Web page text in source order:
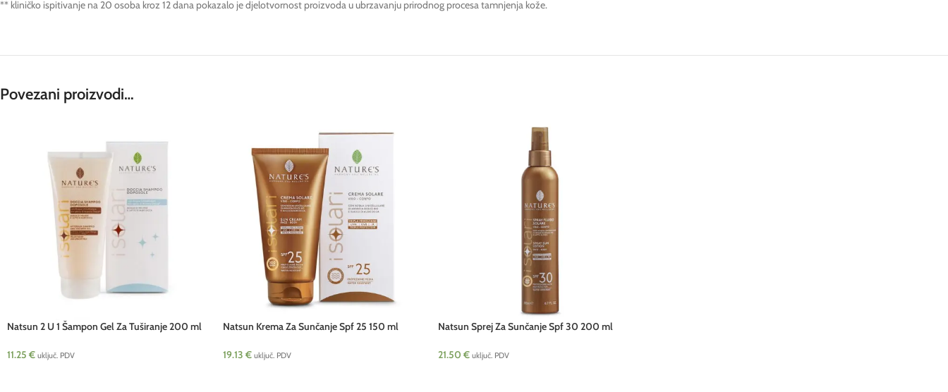
** kliničko ispitivanje na 20 osoba kroz 12 dana pokazalo je djelotvornost proizvoda u ubrzavanju prirodnog procesa tamnjenja kože.
Povezani proizvodi…
Natsun 2 U 1 Šampon Gel Za Tuširanje 200 ml
11.25 € uključ. PDV
Natsun Krema Za Sunčanje Spf 25 150 ml
19.13 € uključ. PDV
Natsun Sprej Za Sunčanje Spf 30 200 ml
21.50 € uključ. PDV